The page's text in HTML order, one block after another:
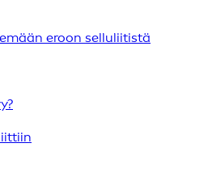
eroon selluliitistä